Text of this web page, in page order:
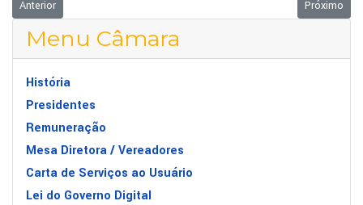
Artigo anterior: Vereadores adiam votação de Projeto que pretende
Anterior Próximo
Próximo
Menu Câmara
História
Presidentes
Remuneração
Mesa Diretora / Vereadores
Carta de Serviços ao Usuário
Lei do Governo Digital